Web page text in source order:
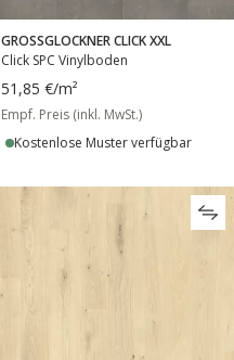
GROSSGLOCKNER CLICK XXL
Click SPC Vinylboden
51,85 €/m²
Empf. Preis (inkl. MwSt.)
Kostenlose Muster verfügbar